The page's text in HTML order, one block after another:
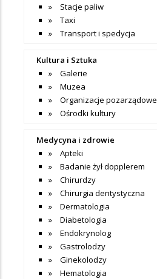
Stacje paliw
Taxi
Transport i spedycja
Kultura i Sztuka
Galerie
Muzea
Organizacje pozarządowe
Ośrodki kultury
Medycyna i zdrowie
Apteki
Badanie żył dopplerem
Chirurdzy
Chirurgia dentystyczna
Dermatologia
Diabetologia
Endokrynolog
Gastrolodzy
Ginekolodzy
Hematologia